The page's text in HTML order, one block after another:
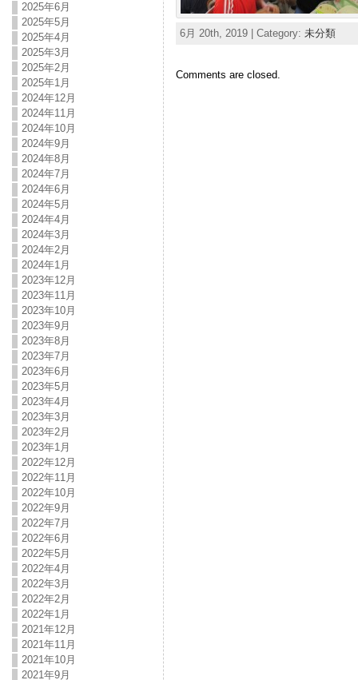
2025年6月
2025年5月
2025年4月
2025年3月
2025年2月
2025年1月
2024年12月
2024年11月
2024年10月
2024年9月
2024年8月
2024年7月
2024年6月
2024年5月
2024年4月
2024年3月
2024年2月
2024年1月
2023年12月
2023年11月
2023年10月
2023年9月
2023年8月
2023年7月
2023年6月
2023年5月
2023年4月
2023年3月
2023年2月
2023年1月
2022年12月
2022年11月
2022年10月
2022年9月
2022年7月
2022年6月
2022年5月
2022年4月
2022年3月
2022年2月
2022年1月
2021年12月
2021年11月
2021年10月
2021年9月
6月 20th, 2019 | Category: 未分類
Comments are closed.